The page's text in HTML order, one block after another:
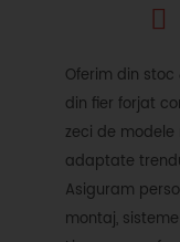
Oferim din
din fier forjat
zeci de
adaptate
Asiguram
montaj,